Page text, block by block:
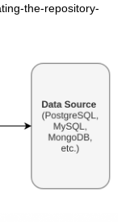
the-repository-